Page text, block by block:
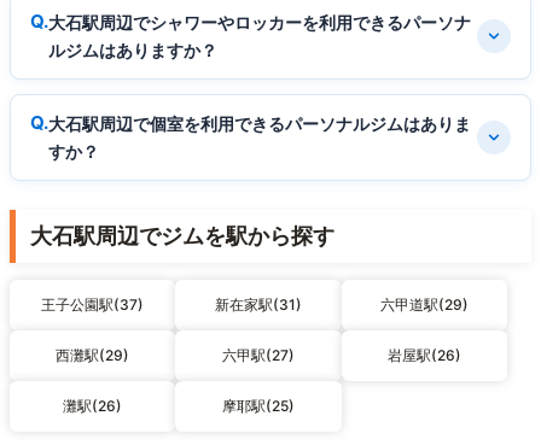
大石駅周辺でシャワーやロッカーを利用できるパーソナ
ルジムはありますか？
大石駅周辺で個室を利用できるパーソナルジムはありま
すか？
大石駅周辺でジムを駅から探す
王子公園駅(37) 新在家駅(31) 六甲道駅(29)
西灘駅(29) 六甲駅(27) 岩屋駅(26)
灘駅(26) 摩耶駅(25)